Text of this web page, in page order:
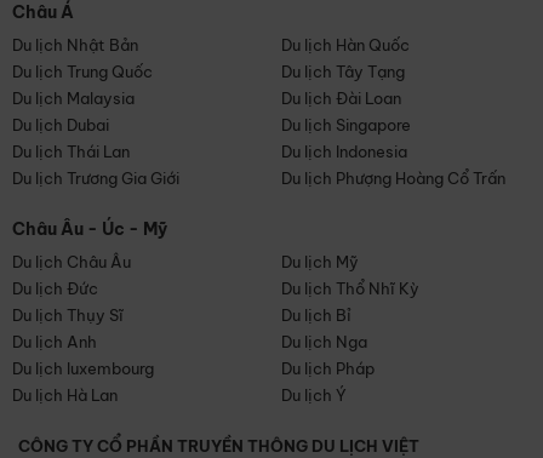
Châu Á
Du lịch Nhật Bản
Du lịch Hàn Quốc
Du lịch Trung Quốc
Du lịch Tây Tạng
Du lịch Malaysia
Du lịch Đài Loan
Du lịch Dubai
Du lịch Singapore
Du lịch Thái Lan
Du lịch Indonesia
Du lịch Trương Gia Giới
Du lịch Phượng Hoàng Cổ Trấn
Châu Âu - Úc - Mỹ
Du lịch Châu Âu
Du lịch Mỹ
Du lịch Đức
Du lịch Thổ Nhĩ Kỳ
Du lịch Thụy Sĩ
Du lịch Bỉ
Du lịch Anh
Du lịch Nga
Du lịch luxembourg
Du lịch Pháp
Du lịch Hà Lan
Du lịch Ý
CÔNG TY CỔ PHẦN TRUYỀN THÔNG DU LỊCH VIỆT